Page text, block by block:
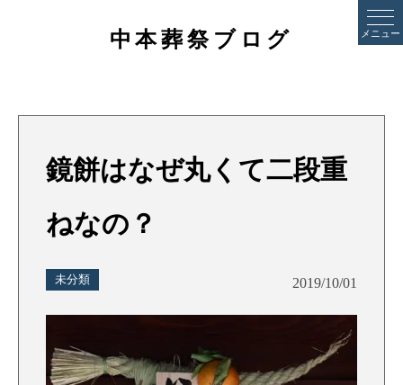
メニュー
中本葬祭ブログ
鏡餅はなぜ丸くて二段重
ねなの？
未分類 2019/10/01